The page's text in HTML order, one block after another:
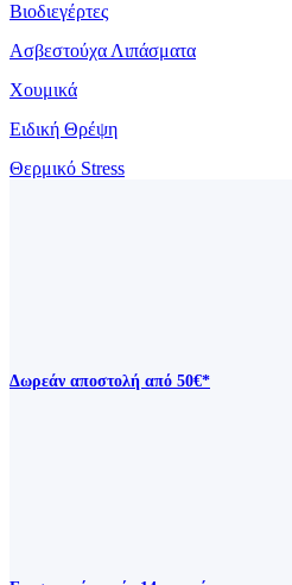
Βιοδιεγέρτες
Ασβεστούχα Λιπάσματα
Χουμικά
Ειδική Θρέψη
Θερμικό Stress
Δωρεάν αποστολή από 50€*